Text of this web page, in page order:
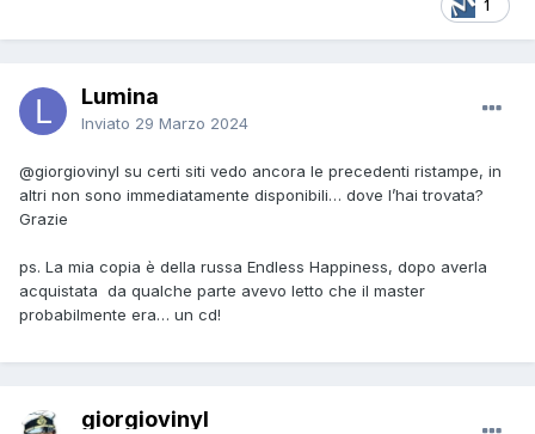
1
Lumina
Inviato 29 Marzo 2024
@giorgiovinyl su certi siti vedo ancora le precedenti ristampe, in
altri non sono immediatamente disponibili… dove l’hai trovata?
Grazie
ps. La mia copia è della russa Endless Happiness, dopo averla
acquistata da qualche parte avevo letto che il master
probabilmente era… un cd!
giorgiovinyl